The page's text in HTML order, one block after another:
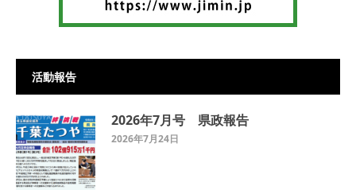
活動報告
2026年7月号 県政報告
2026年7月24日